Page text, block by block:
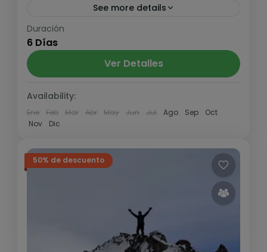
See more details
Trekking de seis días en autosuficiencia
conociendo los rincones más bonitos del
Pirineo aragonés.
de Tena
Medio
1 Persona
Duración
6 Días
Ver Detalles
Availability:
Ene Feb Mar Abr May Jun Jul Ago Sep
Oct
Nov
Dic
50% de descuento